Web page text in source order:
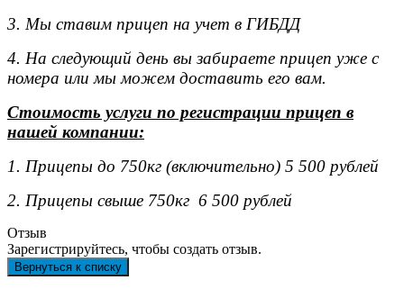
3. Мы ставим прицеп на учет в ГИБДД
4. На следующий день вы забираете прицеп уже с
номера или мы можем доставить его вам.
Стоимость услуги по регистрации прицеп в
нашей компании:
1. Прицепы до 750кг (включительно) 5 500 рублей
2. Прицепы свыше 750кг 6 500 рублей
Отзыв
Зарегистрируйтесь, чтобы создать отзыв.